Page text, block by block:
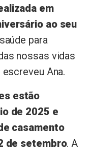
em
ao seu
para
nossas vidas
Ana.
estão
de 2025 e
casamento
de setembro. A